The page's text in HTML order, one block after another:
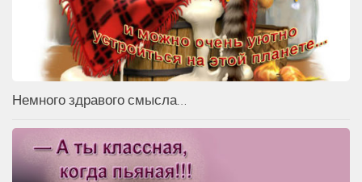
Немного здравого смысла…